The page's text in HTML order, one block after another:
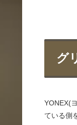
グ
YONEX(
ている側